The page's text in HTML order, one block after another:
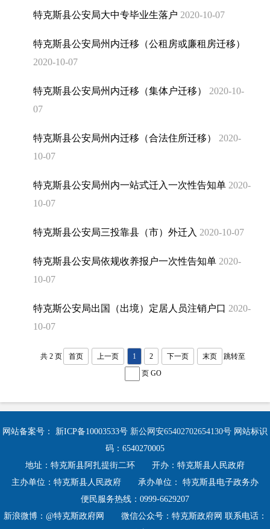
卫生健康
公共交通
生态环境
议案提案建议
国土空间规划
特克斯县公安局大中专毕业生落户 2020-10-07
特克斯县公安局州内迁移（公租房或廉租房迁移）
2020-10-07
特克斯县公安局州内迁移（集体户迁移）
2020-10-
07
特克斯县公安局州内迁移（合法住所迁移）
2020-
10-07
特克斯县公安局州内一站式迁入一次性告知单 2020-
10-07
特克斯县公安局三投靠县（市）外迁入 2020-10-07
特克斯县公安局依规收养报户一次性告知单 2020-
10-07
特克斯公安局出国（出境）定居人员注销户口 2020-
10-07
共 2 页 首页 上一页 1 2 下一页 末页
跳转至
页 GO
网站备案号： 新ICP备10003533号 新公网安65402702654130号 网站标识
码：6540270005
地址：特克斯县阿扎提街二环 开办：特克斯县人民政府
主办单位：特克斯县人民政府 承办单位： 特克斯县电子政务办
便民服务热线：0999-6629207
新浪微博：@特克斯政府网 微信公众号：特克斯政府网 联系电话：